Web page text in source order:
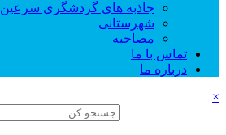
جاذبه های گردشگری سرعین
شهرستانی
مصاحبه
تماس با ما
درباره ما
×